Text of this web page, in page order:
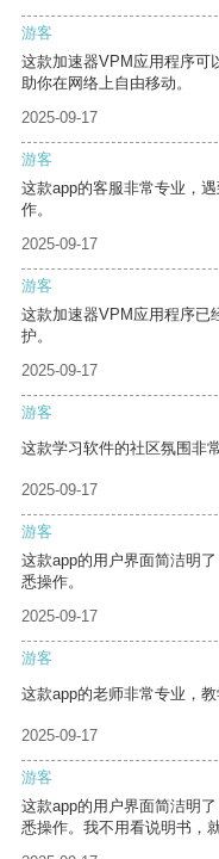
游客
这款加速器VPM应用程序可
助你在网络上自由移动。
2025-09-17
游客
这款app的客服非常专业，
作。
2025-09-17
游客
这款加速器VPM应用程序已
护。
2025-09-17
游客
这款学习软件的社区氛围非
2025-09-17
游客
这款app的用户界面简洁明
悉操作。
2025-09-17
游客
这款app的老师非常专业，
2025-09-17
游客
这款app的用户界面简洁明
悉操作。我不用看说明书，